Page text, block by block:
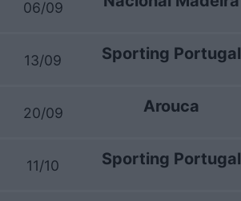
06/09
13/09 Sporting Portugal
20/09 Arouca
11/10 Sporting Portugal